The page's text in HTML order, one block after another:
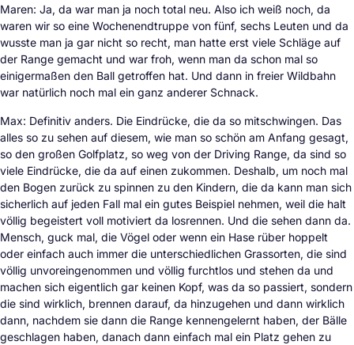
Maren: Ja, da war man ja noch total neu. Also ich weiß noch, da
waren wir so eine Wochenendtruppe von fünf, sechs Leuten und da
wusste man ja gar nicht so recht, man hatte erst viele Schläge auf
der Range gemacht und war froh, wenn man da schon mal so
einigermaßen den Ball getroffen hat. Und dann in freier Wildbahn
war natürlich noch mal ein ganz anderer Schnack.
Max: Definitiv anders. Die Eindrücke, die da so mitschwingen. Das
alles so zu sehen auf diesem, wie man so schön am Anfang gesagt,
so den großen Golfplatz, so weg von der Driving Range, da sind so
viele Eindrücke, die da auf einen zukommen. Deshalb, um noch mal
den Bogen zurück zu spinnen zu den Kindern, die da kann man sich
sicherlich auf jeden Fall mal ein gutes Beispiel nehmen, weil die halt
völlig begeistert voll motiviert da losrennen. Und die sehen dann da.
Mensch, guck mal, die Vögel oder wenn ein Hase rüber hoppelt
oder einfach auch immer die unterschiedlichen Grassorten, die sind
völlig unvoreingenommen und völlig furchtlos und stehen da und
machen sich eigentlich gar keinen Kopf, was da so passiert, sondern
die sind wirklich, brennen darauf, da hinzugehen und dann wirklich
dann, nachdem sie dann die Range kennengelernt haben, der Bälle
geschlagen haben, danach dann einfach mal ein Platz gehen zu